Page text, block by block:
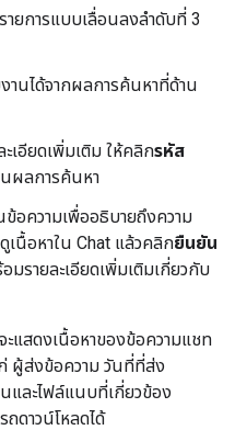
ายการแบบเลื่อนลงลำดับที่ 3
านได้จากผลการค้นหาที่ด้าน
ะเอียดเพิ่มเติม ให้คลิกรหัส
ผลการค้นหา
อความเพื่ออธิบายถึงความ
เนื้อหาใน Chat แล้วคลิกยืนยัน
มรายละเอียดเพิ่มเติมเกี่ยวกับ
แสดงเนื้อหาของข้อความแชท
ผู้ส่งข้อความ วันที่ที่ส่ง
และไฟล์แนบที่เกี่ยวข้อง
ดาวน์โหลดได้